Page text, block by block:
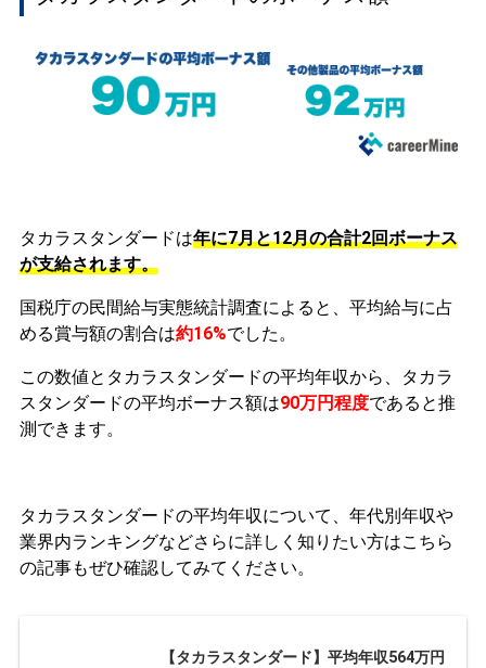
タカラスタンダードは年に7月と12月の合計2回ボーナス
が支給されます。
国税庁の民間給与実態統計調査によると、平均給与に占
める賞与額の割合は約16%でした。
この数値とタカラスタンダードの平均年収から、タカラ
スタンダードの平均ボーナス額は90万円程度であると推
測できます。
タカラスタンダードの平均年収について、年代別年収や
業界内ランキングなどさらに詳しく知りたい方はこちら
の記事もぜひ確認してみてください。
【タカラスタンダード】平均年収564万円